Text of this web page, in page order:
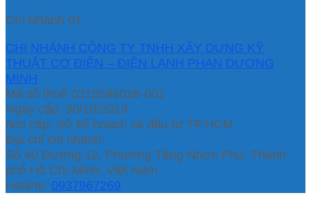
Chi Nhánh 01
CHI NHÁNH CÔNG TY TNHH XÂY DỰNG KỸ
THUẬT CƠ ĐIỆN – ĐIỆN LẠNH PHAN DƯƠNG
MINH
Mã số thuế 0315596026-001
Ngày cấp: 30/10/2019
Nơi cấp: Sở kế hoạch và đầu tư TP.HCM
Địa chỉ chi nhánh:
Số 40 Đường 12, Phường Tăng Nhơn Phú, Thành
phố Hồ Chí Minh, Việt Nam
Hotline: 0937967269